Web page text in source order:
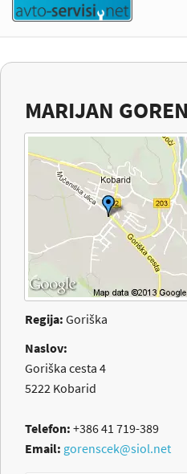
O NAS
KONTAKT
PRIJAVI SE
MARIJAN
Regija: Goriška
Naslov:
Goriška cesta 4
5222 Kobarid
Telefon: +386 41 719-389
Email: gorenscek@siol.net